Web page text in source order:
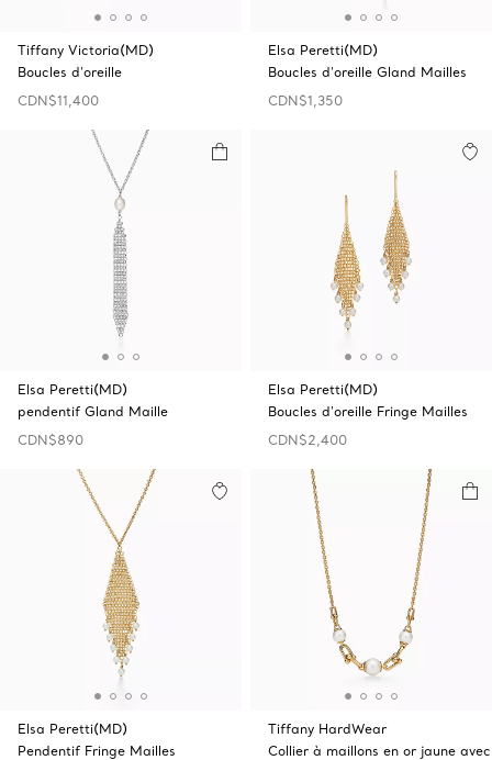
Tiffany Victoria(MD)
Boucles d’oreille
CDN$11,400
Elsa Peretti(MD)
Boucles d'oreille Gland Mailles
CDN$1,350
Elsa Peretti(MD)
pendentif Gland Maille
CDN$890
Elsa Peretti(MD)
Boucles d'oreille Fringe Mailles
CDN$2,400
Elsa Peretti(MD)
Pendentif Fringe Mailles
Tiffany HardWear
Collier à maillons en or jaune avec